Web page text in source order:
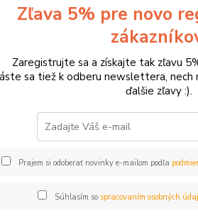
Akcia
Zľava 5% pre novo
Zaregistrujte sa a získajte tak zľavu
sa tiež k odberu newslettera, nech
ďalšie zľavy :).
Prajem si odoberať novinky e-mailom podľa
Súhlasím so spracovaním osobných